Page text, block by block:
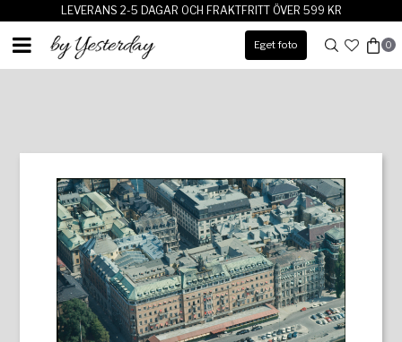
LEVERANS 2-5 DAGAR OCH FRAKTFRITT ÖVER 599 KR
Eget foto 0